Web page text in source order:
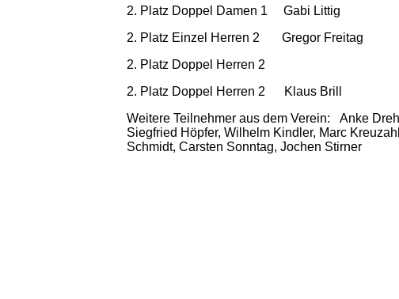
2. Platz Doppel Damen 1 Gabi Littig
2. Platz Einzel Herren 2 Gregor Freitag
2. Platz Doppel Herren 2
2. Platz Doppel Herren 2 Klaus Brill
Weitere Teilnehmer aus dem Verein: Anke
Siegfried Höpfer, Wilhelm Kindler, Marc
Schmidt, Carsten Sonntag, Jochen Stirner